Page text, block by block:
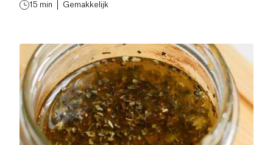
15 min Gemakkelijk